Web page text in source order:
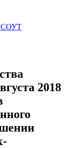
СОУТ
2018